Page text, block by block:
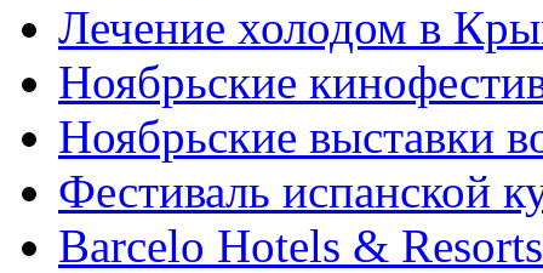
Лечение холодом в
Ноябрьские
Ноябрьские выставки
Фестиваль испанской
Barcelo Hotels &